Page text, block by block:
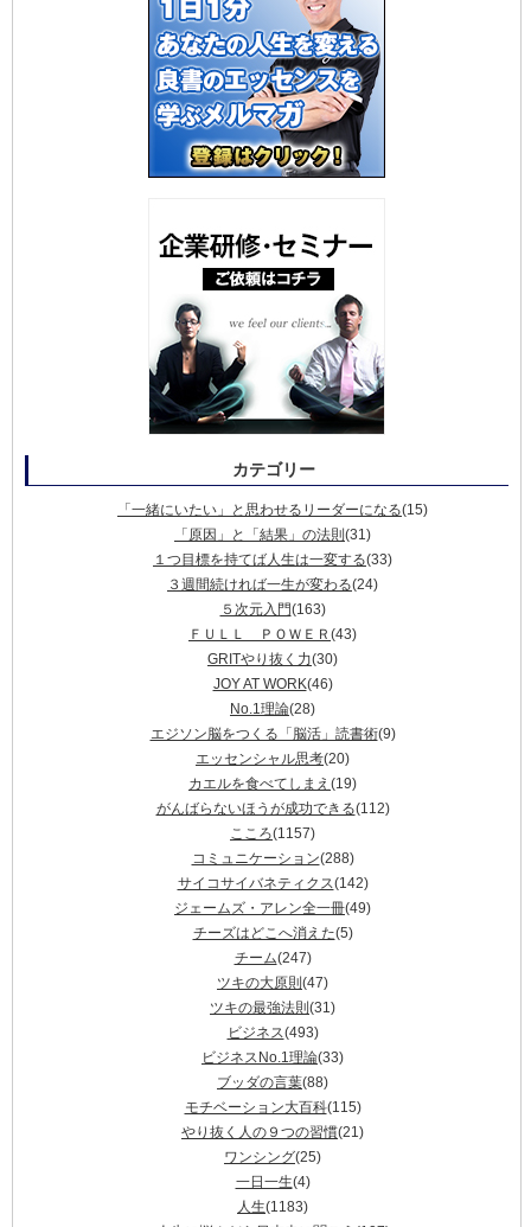
カテゴリー
「一緒にいたい」と思わせるリーダーになる(15)
「原因」と「結果」の法則 (31)
１つ目標を持てば人生は一変する(33)
３週間続ければ一生が変わる(24)
５次元入門(163)
ＦＵＬＬ ＰＯＷＥＲ (43)
GRITやり抜く力(30)
JOY AT WORK(46)
No.1理論(28)
エジソン脳をつくる「脳活」読書術(9)
エッセンシャル思考(20)
カエルを食べてしまえ (19)
がんばらないほうが成功できる(112)
こころ(1157)
コミュニケーション(288)
サイコサイバネティクス(142)
ジェームズ・アレン全一冊(49)
チーズはどこへ消えた(5)
チーム(247)
ツキの大原則 (47)
ツキの最強法則 (31)
ビジネス(493)
ビジネスNo.1理論(33)
ブッダの言葉(88)
モチベーション大百科(115)
やり抜く人の９つの習慣(21)
ワンシング(25)
一日一生(4)
人生(1183)